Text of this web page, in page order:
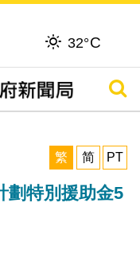
32°C
搜尋
繁
简 PT
劃特別援助金5